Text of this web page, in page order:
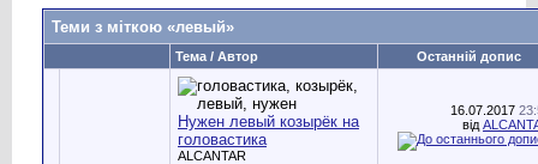
Теми з міткою «левый»
Тема / Автор Останній допис
Нужен левый козырёк на
головастика
ALCANTAR
16.07.2017
від